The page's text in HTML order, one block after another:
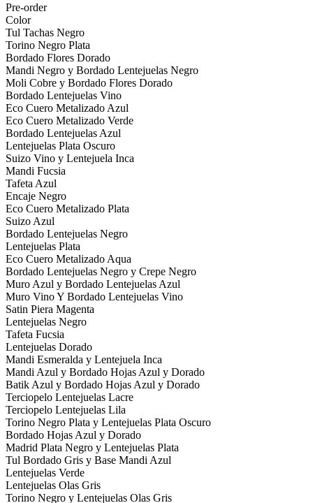
Pre-order
Color
Tul Tachas Negro
Torino Negro Plata
Bordado Flores Dorado
Mandi Negro y Bordado Lentejuelas Negro
Moli Cobre y Bordado Flores Dorado
Bordado Lentejuelas Vino
Eco Cuero Metalizado Azul
Eco Cuero Metalizado Verde
Bordado Lentejuelas Azul
Lentejuelas Plata Oscuro
Suizo Vino y Lentejuela Inca
Mandi Fucsia
Tafeta Azul
Encaje Negro
Eco Cuero Metalizado Plata
Suizo Azul
Bordado Lentejuelas Negro
Lentejuelas Plata
Eco Cuero Metalizado Aqua
Bordado Lentejuelas Negro y Crepe Negro
Muro Azul y Bordado Lentejuelas Azul
Muro Vino Y Bordado Lentejuelas Vino
Satin Piera Magenta
Lentejuelas Negro
Tafeta Fucsia
Lentejuelas Dorado
Mandi Esmeralda y Lentejuela Inca
Mandi Azul y Bordado Hojas Azul y Dorado
Batik Azul y Bordado Hojas Azul y Dorado
Terciopelo Lentejuelas Lacre
Terciopelo Lentejuelas Lila
Torino Negro Plata y Lentejuelas Plata Oscuro
Bordado Hojas Azul y Dorado
Madrid Plata Negro y Lentejuelas Plata
Tul Bordado Gris y Base Mandi Azul
Lentejuelas Verde
Lentejuelas Olas Gris
Torino Negro y Lentejuelas Olas Gris